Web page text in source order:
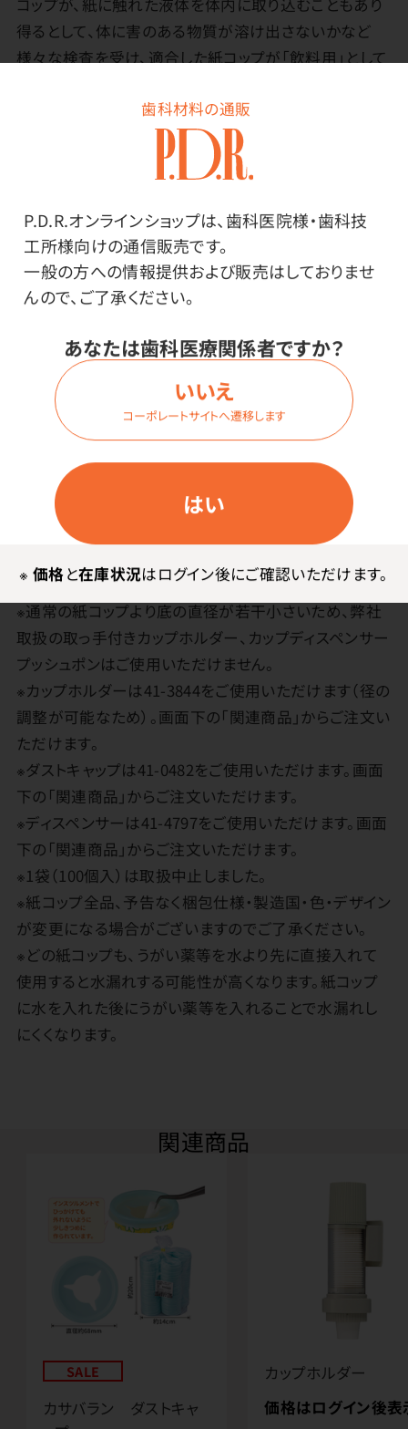
歯科材料の通販
P.D.R.オンラインショップは、歯科医院様・歯科技
工所様向けの通信販売です。
一般の方への情報提供および販売はしておりませ
んので、ご了承ください。
あなたは歯科医療関係者ですか？
はい
いいえ
コーポレートサイトへ遷移します
※ 価格と在庫状況はログイン後にご確認いただけます。
コップが、紙に触れた液体を体内に取り込むこともあり
得るとして、体に害のある物質が溶け出さないかなど
様々な検査を受け、適合した紙コップが「飲料用」として
液体を体内に取り込むことは想定外として作られていま
す。（一般的に「うがい用」と呼ばれています。）※本品は
その他
●中国製
◇蛍光白色剤無
使用上の注意
※お湯を入れての使用や長時間の放置には向きません。
※通常の紙コップより底の直径が若干小さいため、弊社
取扱の取っ手付きカップホルダー、カップディスペンサー
プッシュポンはご使用いただけません。
※カップホルダーは41-3844をご使用いただけます（径の
調整が可能なため）。画面下の「関連商品」からご注文い
ただけます。
※ダストキャップは41-0482をご使用いただけます。画面
下の「関連商品」からご注文いただけます。
※ディスペンサーは41-4797をご使用いただけます。画面
下の「関連商品」からご注文いただけます。
※1袋（100個入）は取扱中止しました。
※紙コップ全品、予告なく梱包仕様・製造国・色・デザイン
が変更になる場合がございますのでご了承ください。
※どの紙コップも、うがい薬等を水より先に直接入れて
使用すると水漏れする可能性が高くなります。紙コップ
に水を入れた後にうがい薬等を入れることで水漏れし
にくくなります。
関連商品
SALE
カサバラン ダストキャ
カップホルダー
価格はログイン後表